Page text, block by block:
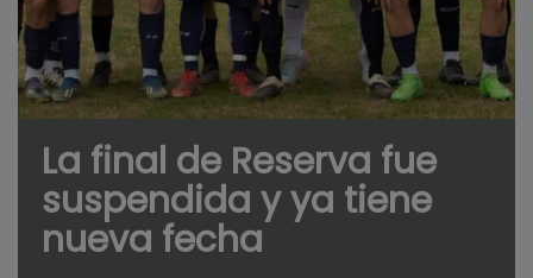
La final de Reserva fue
suspendida y ya tiene
nueva fecha